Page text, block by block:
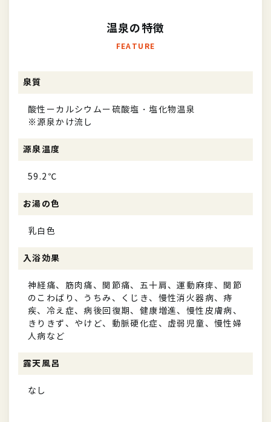
温泉の特徴
FEATURE
泉質
酸性ーカルシウムー硫酸塩・塩化物温泉
※源泉かけ流し
源泉温度
59.2℃
お湯の色
乳白色
入浴効果
神経痛、筋肉痛、関節痛、五十肩、運動麻痺、関節
のこわばり、うちみ、くじき、慢性消火器病、痔
疾、冷え症、病後回復期、健康増進、慢性皮膚病、
きりきず、やけど、動脈硬化症、虚弱児童、慢性婦
人病など
露天風呂
なし